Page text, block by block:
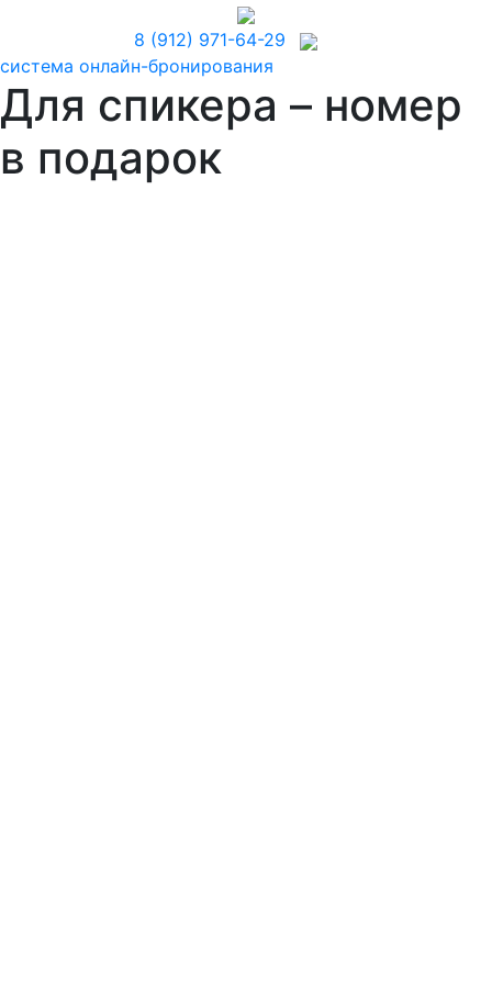
8 (912) 971-64-29
система онлайн-бронирования
Для спикера – номер
в подарок